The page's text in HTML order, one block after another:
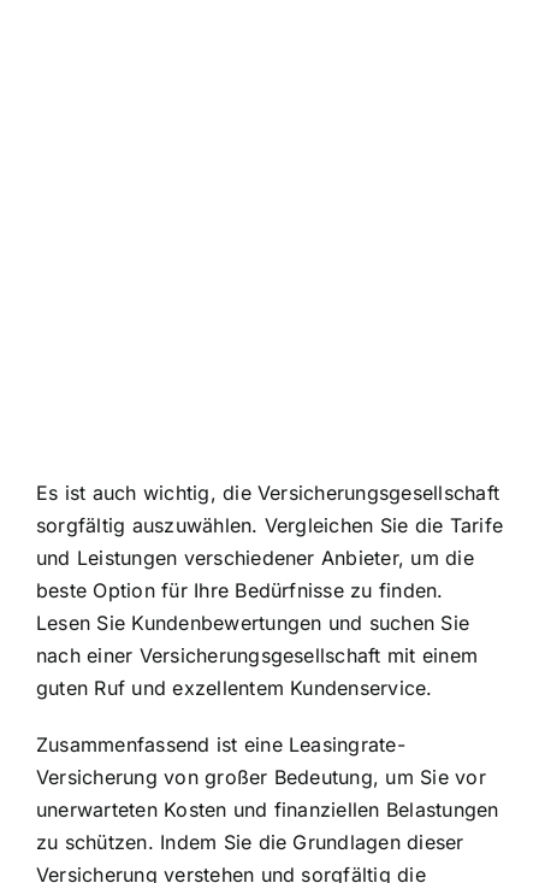
Es ist auch wichtig, die Versicherungsgesellschaft
sorgfältig auszuwählen. Vergleichen Sie die Tarife
und Leistungen verschiedener Anbieter, um die
beste Option für Ihre Bedürfnisse zu finden.
Lesen Sie Kundenbewertungen und suchen Sie
nach einer Versicherungsgesellschaft mit einem
guten Ruf und exzellentem Kundenservice.
Zusammenfassend ist eine Leasingrate-
Versicherung von großer Bedeutung, um Sie vor
unerwarteten Kosten und finanziellen Belastungen
zu schützen. Indem Sie die Grundlagen dieser
Versicherung verstehen und sorgfältig die